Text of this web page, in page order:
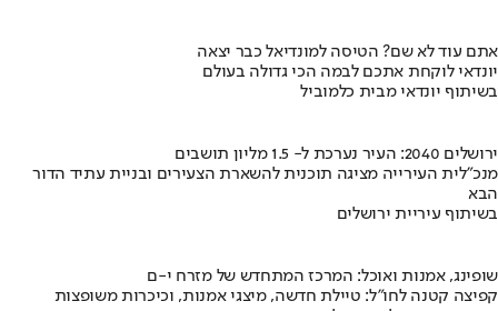
אתם עוד לא שם? הטיסה למונדיאל כבר יצאה
יונדאי לוקחת אתכם לבמה הכי גדולה בעולם
בשיתוף יונדאי מבית כלמוביל
ירושלים 2040: העיר נערכת ל- 1.5 מליון תושבים
מנכ"לית העירייה מציגה תוכנית להשארת הצעירים ובניית עתיד הדור
הבא
בשיתוף עיריית ירושלים
שופינג, אמנות ואוכל: המרכז המתחדש של מזרח י-ם
קפיצה קטנה לחו"ל: טיילת חדשה, מיצגי אמנות, וכיכרות משופצות